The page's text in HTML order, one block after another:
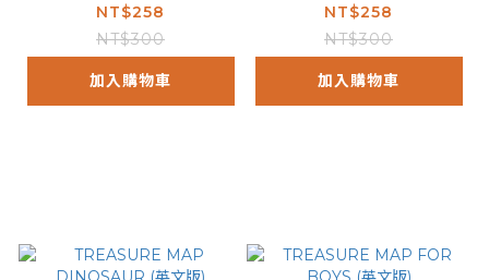
NT$258
NT$300
加入購物車
NT$258
NT$300
加入購物車